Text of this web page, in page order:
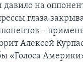
на
глаза
–
Алексей
«Голоса